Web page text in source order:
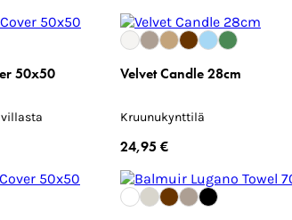
50x50 Velvet Candle 28cm
Kruunukynttilä
24,95 €